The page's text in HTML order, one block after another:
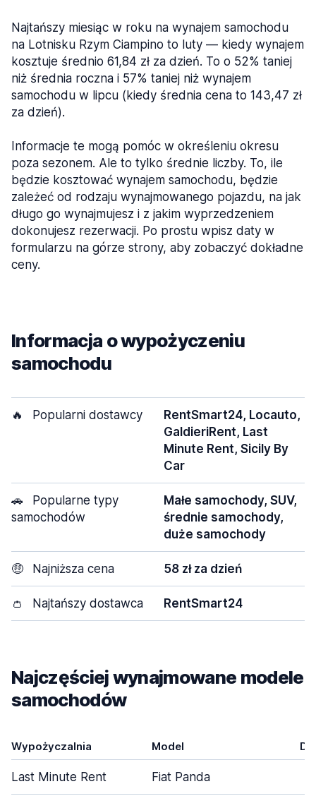
Najtańszy miesiąc w roku na wynajem samochodu
na Lotnisku Rzym Ciampino to luty — kiedy wynajem
kosztuje średnio 61,84 zł za dzień. To o 52% taniej
niż średnia roczna i 57% taniej niż wynajem
samochodu w lipcu (kiedy średnia cena to 143,47 zł
za dzień).
Informacje te mogą pomóc w określeniu okresu
poza sezonem. Ale to tylko średnie liczby. To, ile
będzie kosztować wynajem samochodu, będzie
zależeć od rodzaju wynajmowanego pojazdu, na jak
długo go wynajmujesz i z jakim wyprzedzeniem
dokonujesz rezerwacji. Po prostu wpisz daty w
formularzu na górze strony, aby zobaczyć dokładne
ceny.
Informacja o wypożyczeniu
samochodu
🔥 Popularni dostawcy
RentSmart24, Locauto,
GaldieriRent, Last
Minute Rent, Sicily By
Car
🚗
Popularne typy
samochodów
Małe samochody, SUV,
średnie samochody,
duże samochody
🤑 Najniższa cena 58 zł za dzień
👛 Najtańszy dostawca RentSmart24
Najczęściej wynajmowane modele
samochodów
Wypożyczalnia Model
Last Minute Rent Fiat Panda